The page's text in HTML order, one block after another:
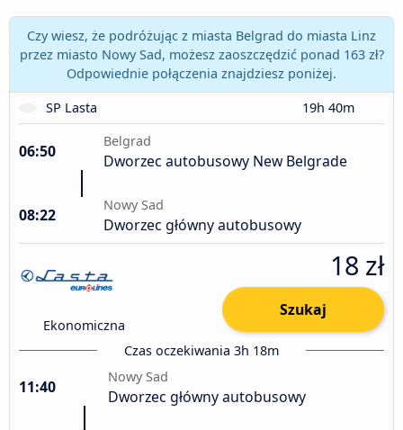
Czy wiesz, że podróżując z miasta Belgrad do miasta Linz
przez miasto Nowy Sad, możesz zaoszczędzić ponad 163 zł?
Odpowiednie połączenia znajdziesz poniżej.
SP Lasta
19h 40m
06:50
Belgrad
Dworzec autobusowy New Belgrade
08:22
Nowy Sad
Dworzec główny autobusowy
Ekonomiczna
18 zł
Szukaj
Czas oczekiwania 3h 18m
11:40
Nowy Sad
Dworzec główny autobusowy